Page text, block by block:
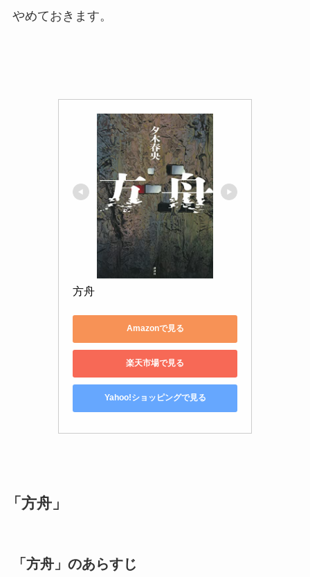
やめておきます。
方舟
Amazonで見る
楽天市場で見る
Yahoo!ショッピングで見る
「方舟」
「方舟」のあらすじ